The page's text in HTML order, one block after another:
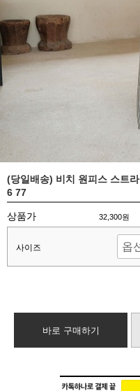
(당일배송) 비치 원피스 스트
6 77
상품가 32,300원
사이즈
바로 구매하기